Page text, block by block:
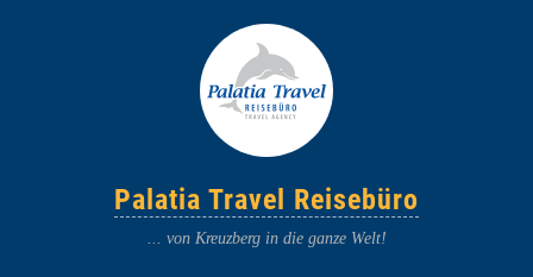
Palatia Travel Reisebüro
... von Kreuzberg in die ganze Welt!